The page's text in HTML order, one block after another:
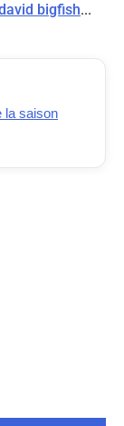
bigfish...
la saison